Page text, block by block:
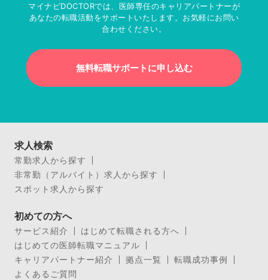
マイナビDOCTORでは、医師専任のキャリアパートナーが
あなたの転職活動をサポートいたします。お気軽にお問い
合わせください。
無料転職サポートに申し込む
求人検索
常勤求人から探す
非常勤（アルバイト）求人から探す
スポット求人から探す
初めての方へ
サービス紹介
はじめて転職される方へ
はじめての医師転職マニュアル
キャリアパートナー紹介
拠点一覧
転職成功事例
よくあるご質問